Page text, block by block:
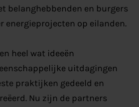
belanghebbenden en burgers
energieprojecten op eilanden.
heel wat ideeën
uitdagingen
praktijken gedeeld en
Nu zijn de partners